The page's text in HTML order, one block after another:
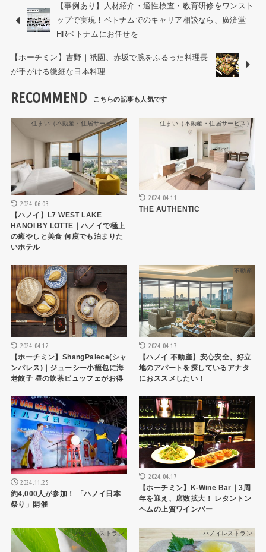
【事例あり】人材紹介・適性検査・教育研修をワンスト
ップで実現！ベトナムでのキャリア相談なら、廣済堂
HRベトナムにお任せを
【ホーチミン】吉野｜祇園、赤坂で腕をふるった料理長
が手がける繊細な日本料理
RECOMMEND
住まい（不動産・住居サービス）
2024.06.03
【ハノイ】L7 WEST LAKE
HANOI BY LOTTE｜ハノイで極上
の癒やしと美食 何度でも泊まりた
いホテル
住まい（不動産・住居サービス）
2024.04.11
THE AUTHENTIC
HCMCレストラン
2024.04.12
【ホーチミン】ShangPalece(シャ
ンパレス)｜ジューシー小籠包に海
老餃子 昼の飲茶ビュッフェがお得
不動産
2024.04.17
【ハノイ 不動産】安心安全、好立
地のアパートを探しているアナタ
におススメしたい！
ニュース記事
2024.11.25
約4,000人が参加！ 「ハノイ日本
祭り」開催
HCMCレストラン
2024.04.17
【ホーチミン】K-Wine Bar｜3周
年を迎え、席数拡大！ レタントン
ヘムの上質ワインバー
ハノイレストラン ハノイレストラン